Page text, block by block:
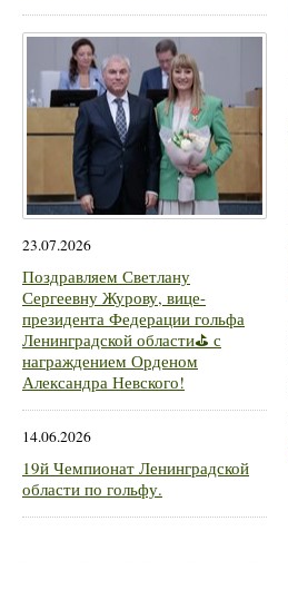
23.07.2026
Поздравляем Светлану
Сергеевну Журову, вице-
президента Федерации гольфа
Ленинградской области⛳ с
награждением Орденом
Александра Невского!
14.06.2026
19й Чемпионат Ленинградской
области по гольфу.